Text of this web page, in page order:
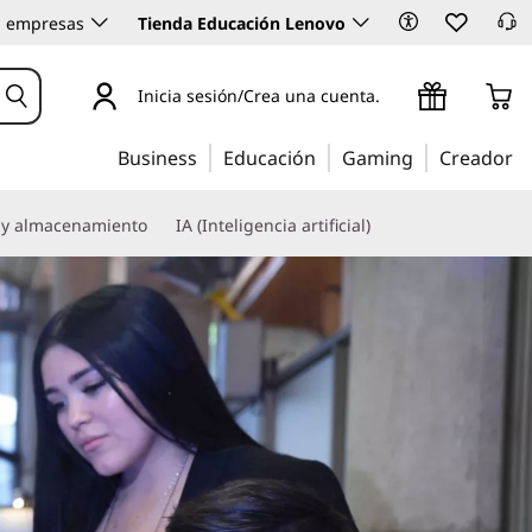
Tienda Educación Lenovo
Inicia sesión/Crea una cuenta.
Business Educación Gaming Creador
almacenamiento IA (Inteligencia artificial)